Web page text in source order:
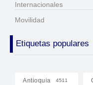
Internacionales
Movilidad
Etiquetas populares
Antioquia 4511